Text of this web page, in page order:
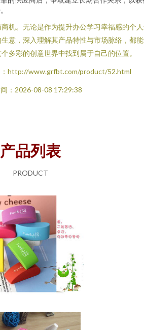
机。无论是作为提升办公学习幸福感的个
意，深入理解其产品特性与市场脉络，都
多彩的创意世界中找到属于自己的位置。
：http://www.grfbt.com/product/52.html
：2026-08-08 17:29:38
产品列表
PRODUCT